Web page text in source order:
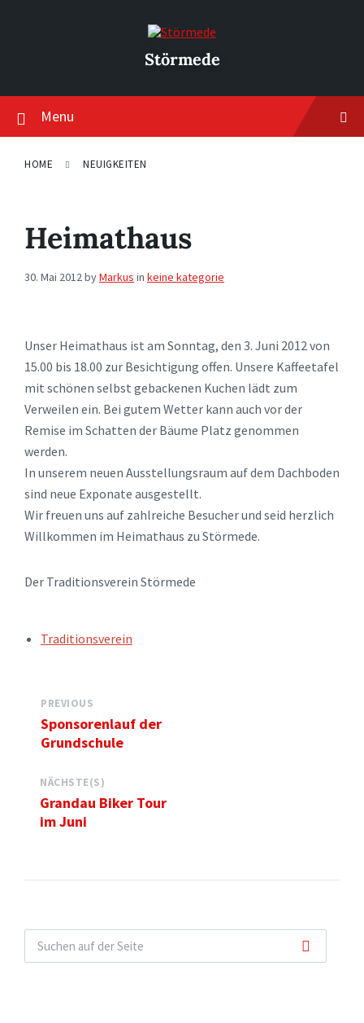
Störmede
Menu
HOME NEUIGKEITEN
Heimathaus
30. Mai 2012byMarkus in keine kategorie
Unser Heimathaus ist am Sonntag, den 3. Juni 2012 von
15.00 bis 18.00 zur Besichtigung offen. Unsere Kaffeetafel
mit schönen selbst gebackenen Kuchen lädt zum
Verweilen ein. Bei gutem Wetter kann auch vor der
Remise im Schatten der Bäume Platz genommen
werden.
In unserem neuen Ausstellungsraum auf dem Dachboden
sind neue Exponate ausgestellt.
Wir freuen uns auf zahlreiche Besucher und seid herzlich
Willkommen im Heimathaus zu Störmede.
Der Traditionsverein Störmede
TAGS:Traditionsverein
PREVIOUS
Sponsorenlauf der
Grundschule
NÄCHSTE(S)
Grandau Biker Tour
im Juni